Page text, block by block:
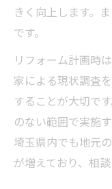
きく向上します。
です。
リフォーム計画時
家による現状調査
することが大切で
のない範囲で実施
埼玉県内でも地元
が増えており、相